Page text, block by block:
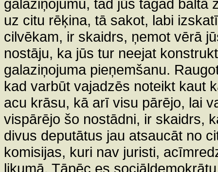
galaziņojumu, tad jūs tagad baltā
uz citu rēķina, tā sakot, labi
cilvēkam, ir skaidrs, ņemot vērā
nostāju, ka jūs tur neejat
galaziņojuma pieņemšanu.
kad varbūt vajadzēs noteikt kaut
acu krāsu, kā arī visu pārējo, lai
vispārējo šo nostādni, ir skaidrs,
divus deputātus jau atsaucāt no
komisijas, kuri nav juristi,
likumā. Tāpēc es